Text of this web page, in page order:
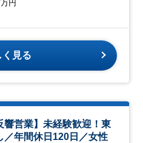
円
く見る
響営業】未経験歓迎！東
／年間休日120日／女性